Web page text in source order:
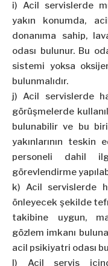
i) Acil servislerde
yakın konumda,
donanıma sahip,
odası bulunur. Bu
sistemi yoksa
bulunmalıdır.
j) Acil servislerde
görüşmelerde
bulunabilir ve bu
yakınlarının teskin
personeli dahil
görevlendirme
k) Acil servislerde
önleyecek şekilde
takibine uygun,
gözlem imkanı
acil psikiyatri odası
l) Acil servis